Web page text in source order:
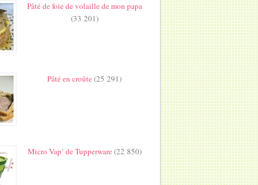
Pâté de foie de volaille de mon papa
(33 201)
Pâté en croûte(25 291)
Micro Vap’ de Tupperware(22 850)